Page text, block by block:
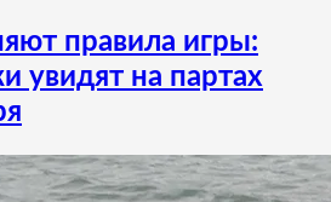
правила игры:
увидят на партах